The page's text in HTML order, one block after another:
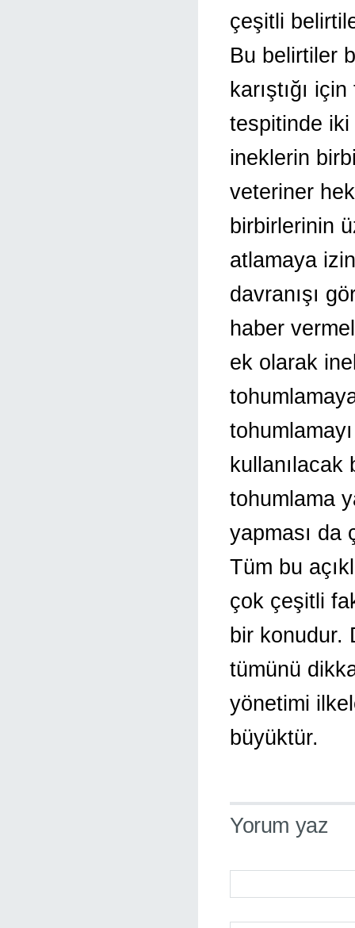
çeşitli
Bu belirtiler
karıştığı
tespitinde
ineklerin
veteriner
birbirlerinin
atlamaya
davranışı
haber
ek olarak
kullanılacak
tohumlama
yapması da
Tüm bu
çok çeşitli
bir konudur.
tümünü
yönetimi
büyüktür.
Yorum yaz